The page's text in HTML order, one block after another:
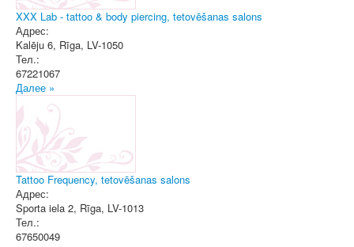
XXX Lab - tattoo & body piercing, tetovēšanas salons
Адрес:
Kalēju 6, Rīga, LV-1050
Тел.:
67221067
Далее »
Tattoo Frequency, tetovēšanas salons
Адрес:
Sporta iela 2, Rīga, LV-1013
Тел.:
67650049